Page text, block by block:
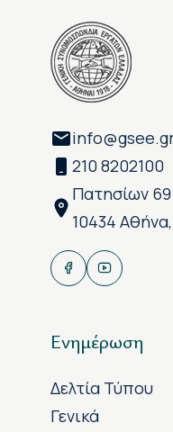
210 8202100
Πατησίων 69
10434
Ενημέρωση
Δελτία Τύπου
Γενικά